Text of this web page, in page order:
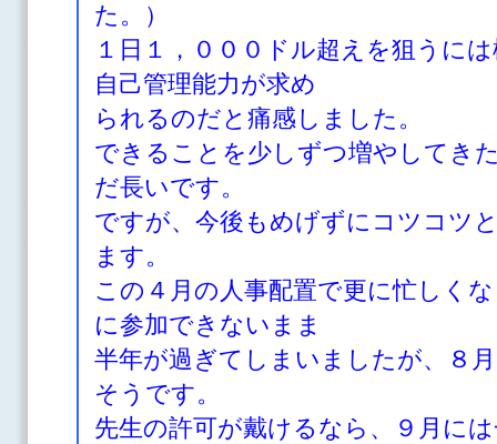
た。）
１日１，０００ドル超えを狙うに
自己管理能力が求め
られるのだと痛感しました。
できることを少しずつ増やしてき
だ長いです。
ですが、今後もめげずにコツコツ
ます。
この４月の人事配置で更に忙しく
に参加できないまま
半年が過ぎてしまいましたが、８
そうです。
先生の許可が戴けるなら、９月に